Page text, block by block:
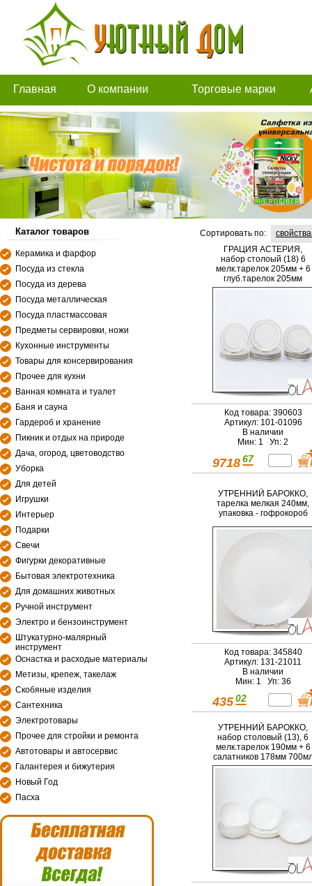
Главная О компании Торговые марки
Каталог товаров
Керамика и фарфор
Посуда из стекла
Посуда из дерева
Посуда металлическая
Посуда пластмассовая
Предметы сервировки, ножи
Кухонные инструменты
Товары для консервирования
Прочее для кухни
Ванная комната и туалет
Баня и сауна
Гардероб и хранение
Пикник и отдых на природе
Дача, огород, цветоводство
Уборка
Для детей
Игрушки
Интерьер
Подарки
Свечи
Фигурки декоративные
Бытовая электротехника
Для домашних животных
Ручной инструмент
Электро и бензоинструмент
Штукатурно-малярный
инструмент
Оснастка и расходые материалы
Метизы, крепеж, такелаж
Скобяные изделия
Сантехника
Электротовары
Прочее для стройки и ремонта
Автотовары и автосервис
Галантерея и бижутерия
Новый Год
Пасха
Сортировать по:
ГРАЦИЯ АСТЕРИЯ,
набор столоый (18) 6
мелк.тарелок 205мм + 6
глуб.тарелок 205мм
300мл + 6 мелк.тарелок
Код товара: 390603
Артикул: 101-01096
В наличии
Мин: 1 Уп: 2
9718 67
УТРЕННИЙ БАРОККО,
тарелка мелкая 240мм,
упаковка - гофрокороб
Код товара: 345840
Артикул: 131-21011
В наличии
Мин: 1 Уп: 36
435 02
УТРЕННИЙ БАРОККО,
набор столовый (13), 6
мелк.тарелок 190мм + 6
салатников 178мм
+ салатник 200мм